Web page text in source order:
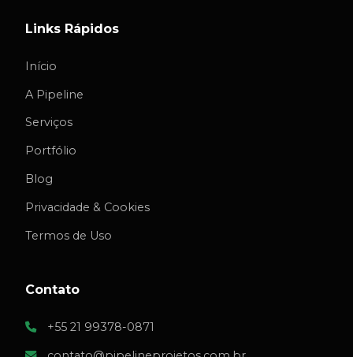
Links Rápidos
Início
A Pipeline
Serviços
Portfólio
Blog
Privacidade & Cookies
Termos de Uso
Contato
+55 21 99378-0871